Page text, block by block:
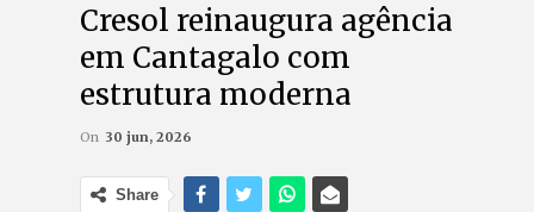
Cresol reinaugura agência
em Cantagalo com
estrutura moderna
On 30 jun, 2026
Share